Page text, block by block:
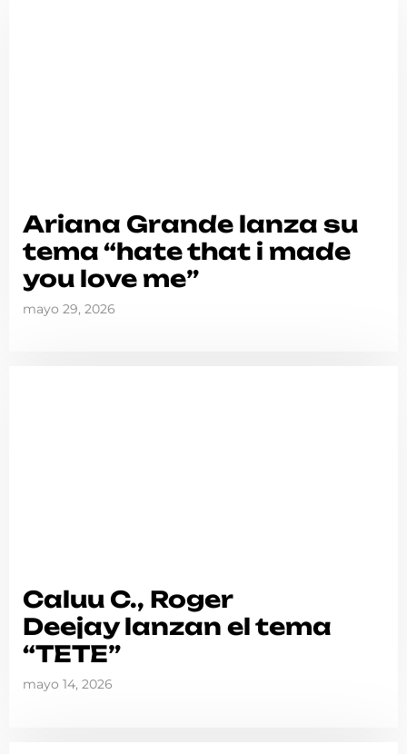
Ariana Grande lanza su
tema “hate that i made
you love me”
mayo 29, 2026
Caluu C., Roger
Deejay lanzan el tema
“TETE”
mayo 14, 2026